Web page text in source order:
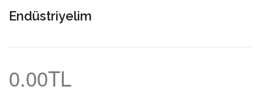
Endüstriyelim
0.00TL